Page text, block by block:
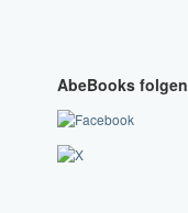
AbeBooks folgen